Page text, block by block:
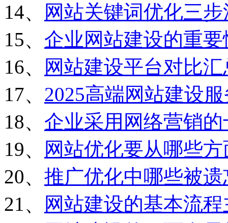
14、
网站关键词优化三步
15、 企业网站建设的重要
16、
网站建设平台对比汇
17、 2025高端网站建设
18、 企业采用网络营销
19、
网站优化要从哪些
20、 推广优化中哪些被
21、
网站建设的基本流